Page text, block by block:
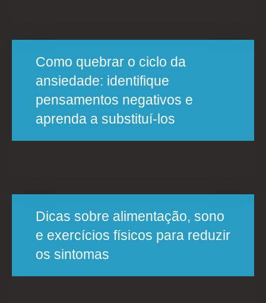
Como quebrar o ciclo da
ansiedade: identifique
pensamentos negativos e
aprenda a substituí-los
Dicas sobre alimentação, sono
e exercícios físicos para reduzir
os sintomas